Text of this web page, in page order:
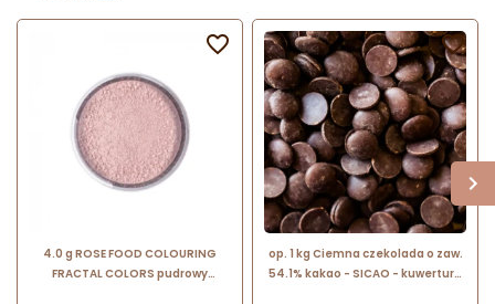
4.0 g ROSE FOOD COLOURING
FRACTAL COLORS pudrowy

op. 1 kg Ciemna czekolada o zaw.
54.1% kakao - SICAO - kuwertura
